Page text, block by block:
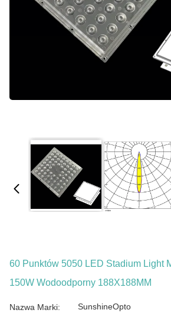
60 Punktów 5050 LED Stadium Light
150W Wodoodporny 188X188MM
Nazwa Marki: SunshineOpto